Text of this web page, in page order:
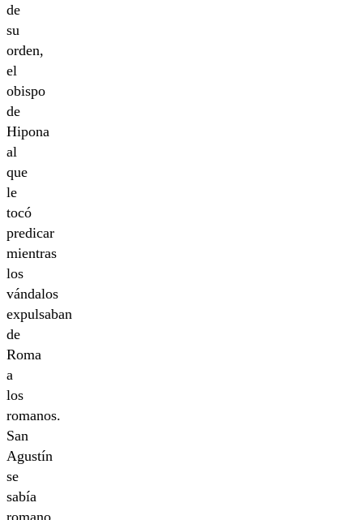
de
su
orden,
el
obispo
de
Hipona
al
que
le
tocó
predicar
mientras
los
vándalos
expulsaban
de
Roma
a
los
romanos.
San
Agustín
se
sabía
romano